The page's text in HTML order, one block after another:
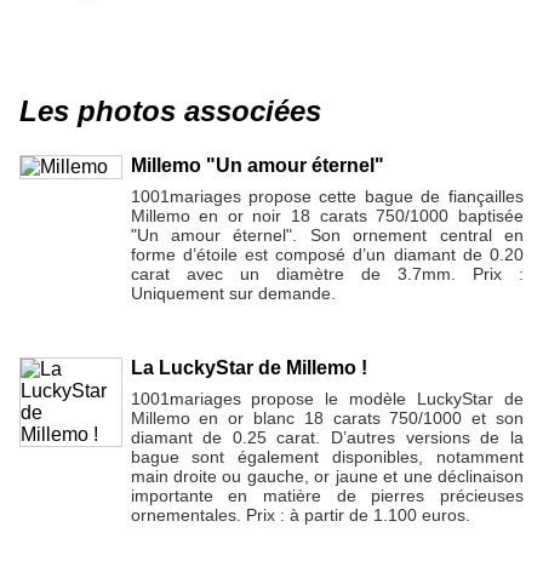
Les photos associées
Millemo "Un amour éternel"
1001mariages propose cette bague de fiançailles
Millemo en or noir 18 carats 750/1000 baptisée
"Un amour éternel". Son ornement central en
forme d’étoile est composé d’un diamant de 0.20
carat avec un diamètre de 3.7mm. Prix :
Uniquement sur demande.
La LuckyStar de Millemo !
1001mariages propose le modèle LuckyStar de
Millemo en or blanc 18 carats 750/1000 et son
diamant de 0.25 carat. D’autres versions de la
bague sont également disponibles, notamment
main droite ou gauche, or jaune et une déclinaison
importante en matière de pierres précieuses
ornementales. Prix : à partir de 1.100 euros.